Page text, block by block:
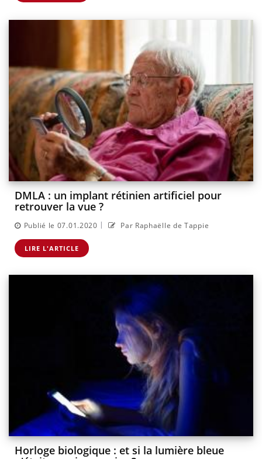
DMLA : un implant rétinien artificiel pour
retrouver la vue ?
Publié le 07.01.2020 | Par Raphaëlle de Tappie
LIRE L'ARTICLE
Horloge biologique : et si la lumière bleue